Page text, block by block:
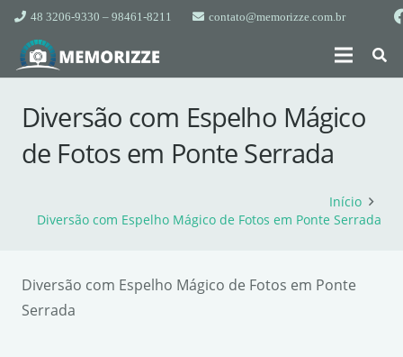
48 3206-9330 – 98461-8211 contato@memorizze.com.br
Diversão com Espelho Mágico
de Fotos em Ponte Serrada
Início
Diversão com Espelho Mágico de Fotos em Ponte Serrada
Diversão com Espelho Mágico de Fotos em Ponte
Serrada